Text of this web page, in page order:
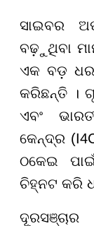
ସାଇବର
ବଢ଼ୁଥିବା
ଏକ ବଡ଼
କରିଛନ୍ତି ।
ଏବଂ
କେନ୍ଦ୍ର
ଠକେଇ
ଚିହ୍ନଟ କରି
ଦୂରସଞ୍ଚାର